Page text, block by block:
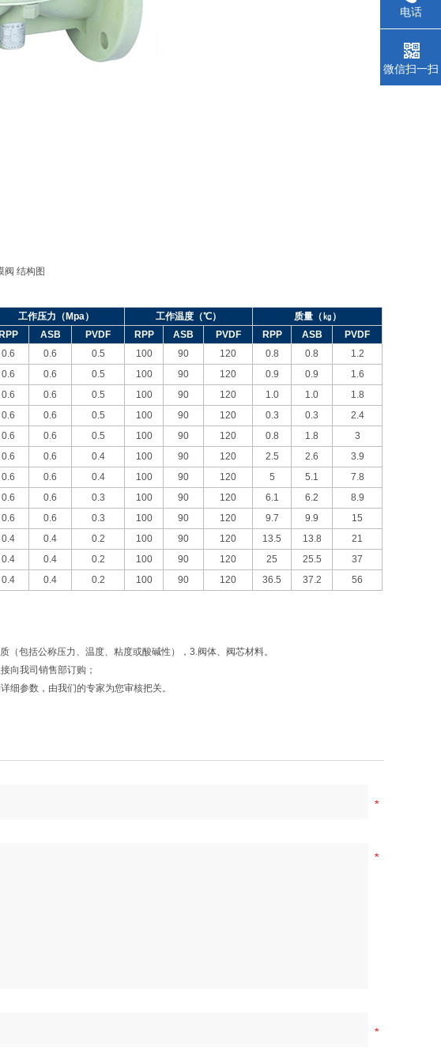
阀 结构图
工作压力（ Mpa） 工作温度（℃）
质量（㎏）
RPP ASB PVDF RPP ASB PVDF RPP ASB
PVDF
0.6 0.6 0.5 100 90 120 0.8 0.8
1.2
0.6 0.6 0.5 100 90 120 0.9 0.9
1.6
0.6 0.6 0.5 100 90 120 1.0 1.0
1.8
0.6 0.6 0.5 100 90 120 0.3 0.3
2.4
0.6 0.6 0.5 100 90 120 0.8 1.8
3
0.6 0.6 0.4 100 90 120 2.5 2.6
3.9
0.6 0.6 0.4 100 90 120 5 5.1
7.8
0.6 0.6 0.3 100 90 120 6.1 6.2
8.9
0.6 0.6 0.3 100 90 120 9.7 9.9
15
0.4 0.4 0.2 100 90 120 13.5 13.8
21
0.4 0.4 0.2 100 90 120 25 25.5
37
0.4 0.4 0.2 100 90 120 36.5 37.2 56
（包括公称压力、温度、粘度或酸碱性）， 3.阀体、阀芯材料。
向我司销售部订购；
细参数，由我们的专家为您审核把关。
电话
微信扫一扫